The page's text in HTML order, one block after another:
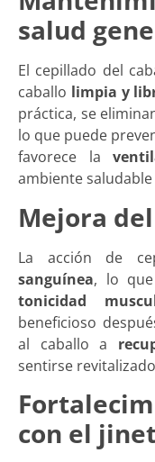
salud
El cepillado del
caballo limpia y
práctica, se
lo que puede
favorece la
ambiente
Mejora
La acción de
sanguínea, lo
tonicidad
beneficioso
al caballo a
sentirse
con el